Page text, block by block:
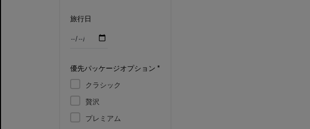
旅行日
優先パッケージオプション *
クラシック
贅沢
プレミアム